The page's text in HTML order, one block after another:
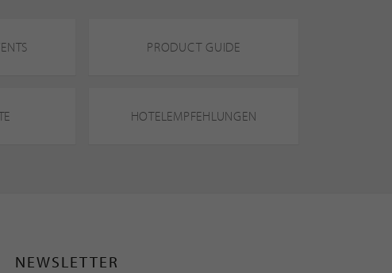
PRODUCT GUIDE
HOTELEMPFEHLUNGEN
NEWSLETTER